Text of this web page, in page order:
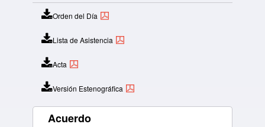
Orden del Día
Lista de Asistencia
Acta
Versión Estenográfica
Acuerdo